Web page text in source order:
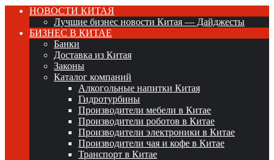
НОВОСТИ КИТАЯ
Лучшие бизнес новости Китая — Дайджесты
БИЗНЕС В КИТАЕ
Банки
Доставка из Китая
Законы
Каталог компаний
Алкогольные напитки Китая
Гидротурбины
Производители мебели в Китае
Производители роботов в Китае
Производители электроники в Китае
Производители чая и кофе в Китае
Транспорт в Китае